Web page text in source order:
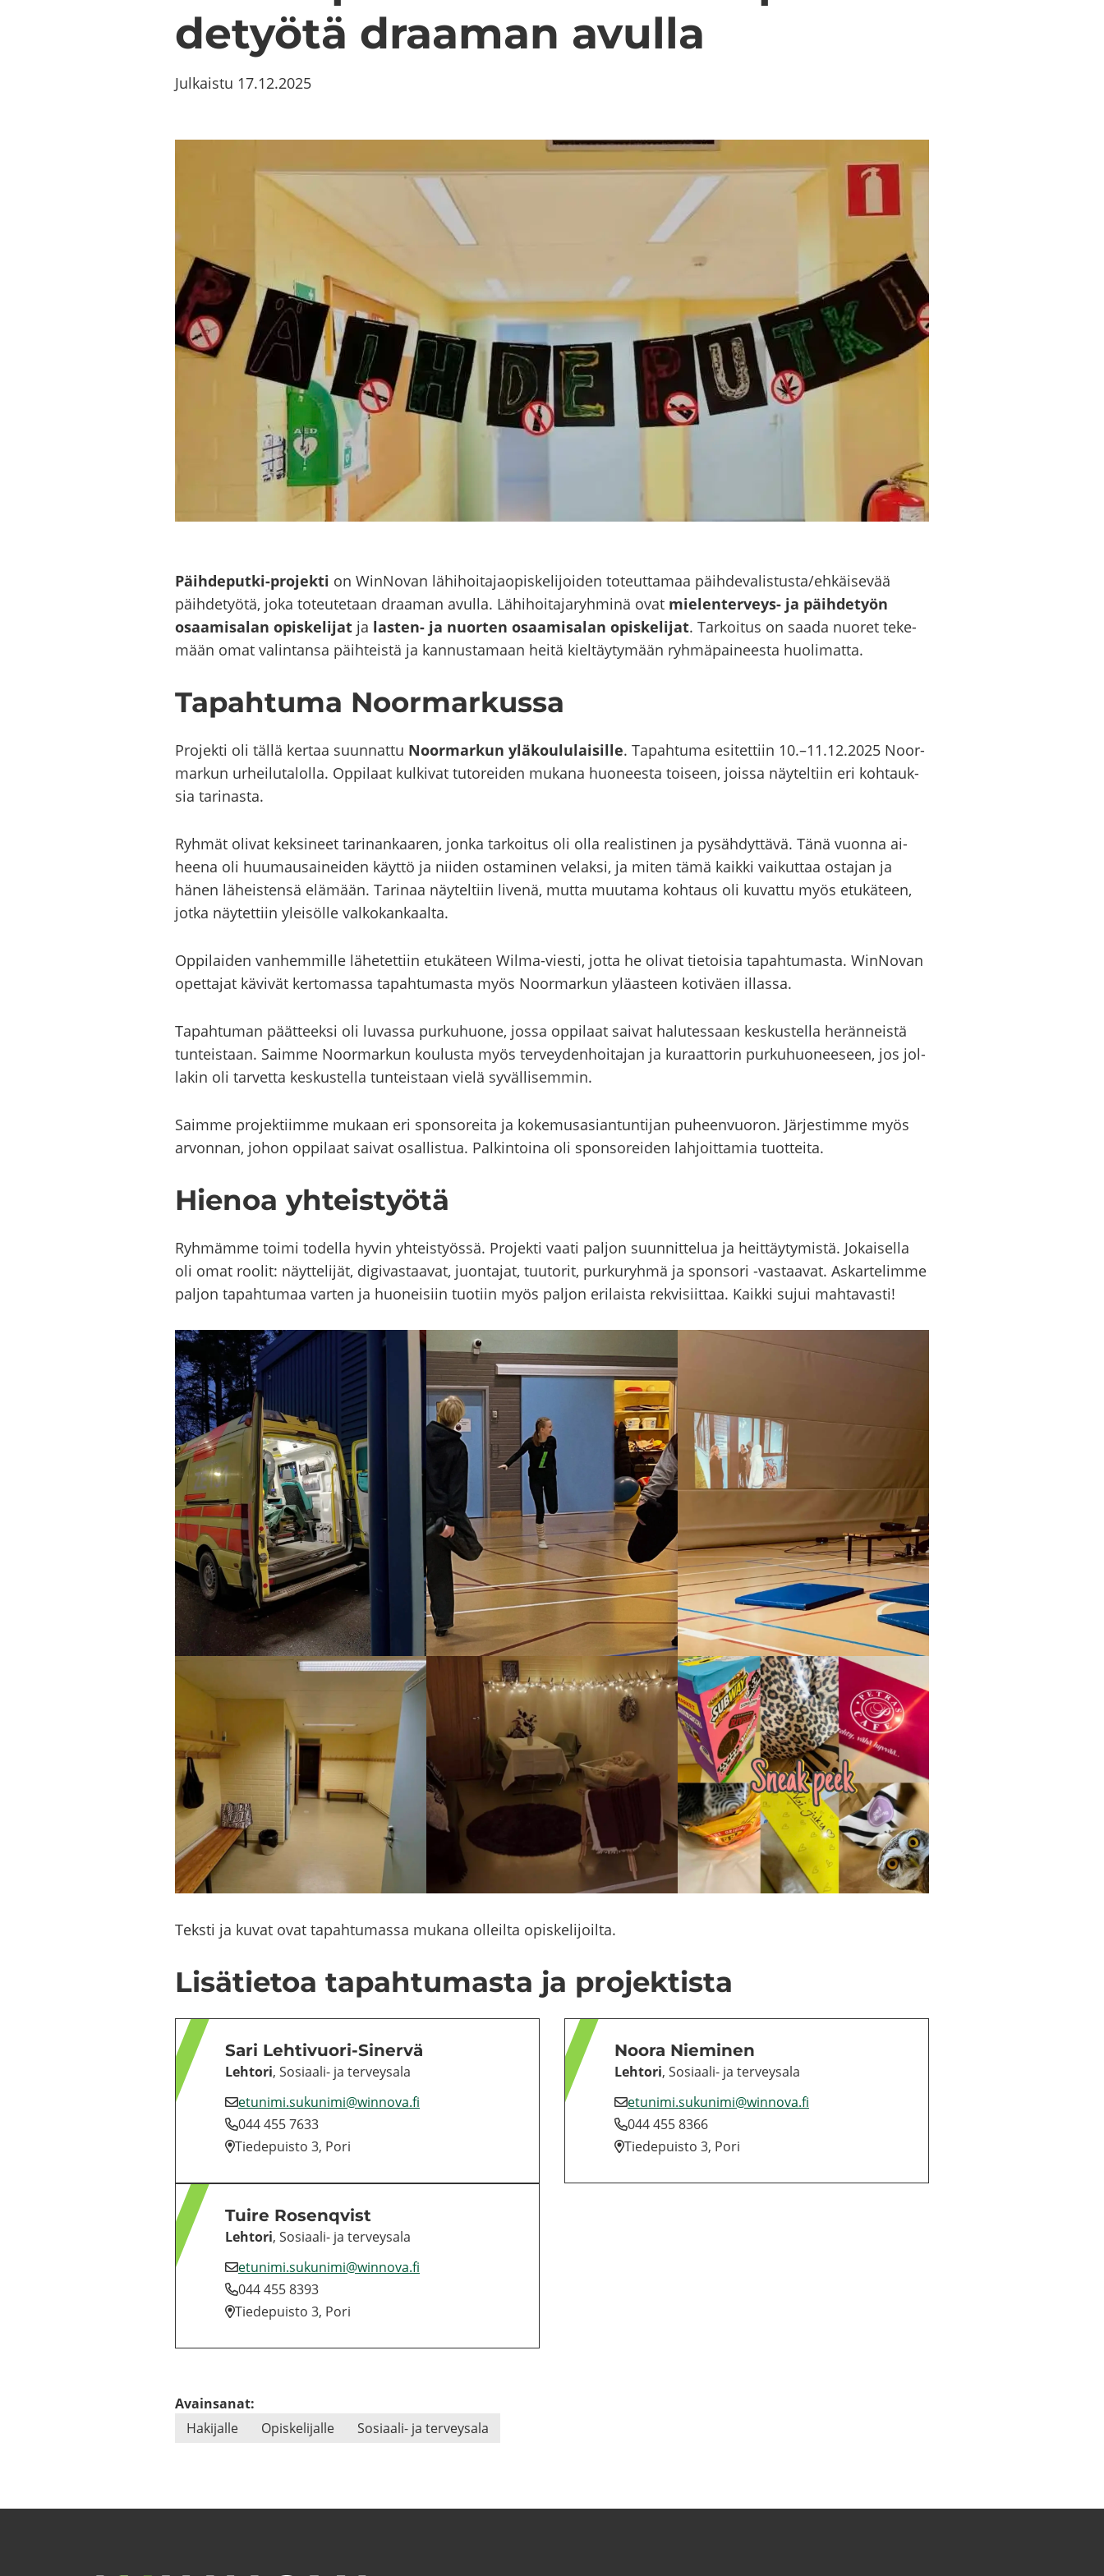
de­työ­tä draa­man avul­la
Julkaistu 17.12.2025
Päihdeputki-​projekti on WinNovan lä­hi­hoi­ta­jao­pis­ke­li­joi­den to­teut­ta­maa päih­de­va­lis­tus­ta/eh­käi­se­vää
päih­de­työ­tä, joka to­teu­te­taan draa­man avul­la. Lä­hi­hoi­ta­ja­ryh­mi­nä ovat mielenterveys-​ ja päih­de­työn
osaa­mi­sa­lan opis­ke­li­jat ja lasten-​ ja nuor­ten osaa­mi­sa­lan opis­ke­li­jat. Tar­koi­tus on saada nuo­ret te­ke­
mään omat va­lin­tan­sa päih­teis­tä ja kan­nus­ta­maan heitä kiel­täy­ty­mään ryh­mä­pai­nees­ta huo­li­mat­ta.
Ta­pah­tu­ma Noor­mar­kus­sa
Pro­jek­ti oli tällä ker­taa suun­nat­tu Noor­mar­kun ylä­kou­lu­lai­sil­le. Ta­pah­tu­ma esi­tet­tiin 10.–11.12.2025 Noor­
mar­kun ur­hei­lu­ta­lol­la. Op­pi­laat kul­ki­vat tu­to­rei­den mu­ka­na huo­nees­ta toi­seen, jois­sa näy­tel­tiin eri koh­tauk­
sia ta­ri­nas­ta.
Ryh­mät oli­vat kek­si­neet ta­ri­nan­kaa­ren, jonka tar­koi­tus oli olla rea­lis­ti­nen ja py­säh­dyt­tä­vä. Tänä vuon­na ai­
hee­na oli huu­mausai­nei­den käyt­tö ja nii­den os­ta­mi­nen ve­lak­si, ja miten tämä kaik­ki vai­kut­taa os­ta­jan ja
hänen lä­heis­ten­sä elä­mään. Ta­ri­naa näy­tel­tiin li­ve­nä, mutta muu­ta­ma koh­taus oli ku­vat­tu myös etu­kä­teen,
jotka näy­tet­tiin ylei­söl­le val­ko­kan­kaal­ta.
Op­pi­lai­den van­hem­mil­le lä­he­tet­tiin etu­kä­teen Wilma-​viesti, jotta he oli­vat tie­toi­sia ta­pah­tu­mas­ta. WinNovan
opet­ta­jat kä­vi­vät ker­to­mas­sa ta­pah­tu­mas­ta myös Noor­mar­kun ylä­as­teen ko­ti­väen il­las­sa.
Ta­pah­tu­man päät­teek­si oli lu­vas­sa pur­ku­huo­ne, jossa op­pi­laat sai­vat ha­lu­tes­saan kes­kus­tel­la he­rän­neis­tä
tun­teis­taan. Saim­me Noor­mar­kun kou­lus­ta myös ter­vey­den­hoi­ta­jan ja ku­raat­to­rin pur­ku­huo­nee­seen, jos jol­
la­kin oli tar­vet­ta kes­kus­tel­la tun­teis­taan vielä sy­väl­li­sem­min.
Saim­me pro­jek­tiim­me mu­kaan eri spon­so­rei­ta ja ko­ke­mus­asian­tun­ti­jan pu­heen­vuo­ron. Jär­jes­tim­me myös
ar­von­nan, johon op­pi­laat sai­vat osal­lis­tua. Pal­kin­toi­na oli spon­so­rei­den lah­joit­ta­mia tuot­tei­ta.
Hie­noa yh­teis­työ­tä
Ryh­mäm­me toimi to­del­la hyvin yh­teis­työs­sä. Pro­jek­ti vaati pal­jon suun­nit­te­lua ja heit­täy­ty­mis­tä. Jo­kai­sel­la
oli omat roo­lit: näyt­te­li­jät, di­gi­vas­taa­vat, juon­ta­jat, tuu­to­rit, pur­ku­ryh­mä ja spon­so­ri -​vastaavat. As­kar­te­lim­me
pal­jon ta­pah­tu­maa var­ten ja huo­nei­siin tuo­tiin myös pal­jon eri­lais­ta re­kvi­siit­taa. Kaik­ki sujui mah­ta­vas­ti!
Teks­ti ja kuvat ovat ta­pah­tu­mas­sa mu­ka­na ol­leil­ta opis­ke­li­joil­ta.
Li­sä­tie­toa ta­pah­tu­mas­ta ja pro­jek­tis­ta
Sari Lehtivuori-​Sinervä
Leh­to­ri, Sosiaali-​ ja ter­vey­sa­la
etu­ni­mi.su­ku­ni­mi@winnova.fi
044 455 7633
Tie­de­puis­to 3, Pori
Noora Nie­mi­nen
Leh­to­ri, Sosiaali-​ ja ter­vey­sa­la
etu­ni­mi.su­ku­ni­mi@winnova.fi
044 455 8366
Tie­de­puis­to 3, Pori
Tuire Ro­sen­qvist
Leh­to­ri, Sosiaali-​ ja ter­vey­sa­la
etu­ni­mi.su­ku­ni­mi@winnova.fi
044 455 8393
Tie­de­puis­to 3, Pori
Avainsanat:
Ha­ki­jal­le
Opis­ke­li­jal­le Sosiaali-​ ja ter­vey­sa­la